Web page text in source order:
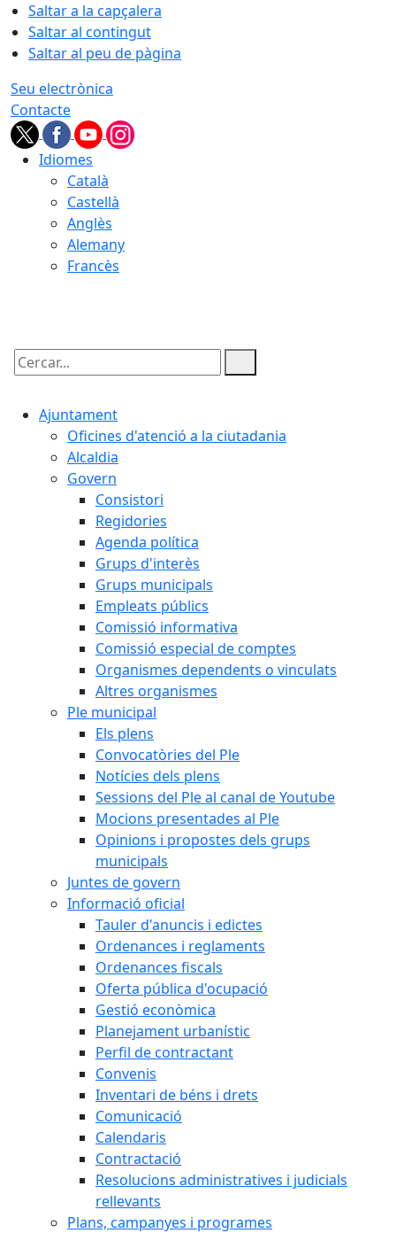
Saltar a la capçalera
Saltar al contingut
Saltar al peu de pàgina
Seu electrònica
Contacte
Idiomes
Català
Castellà
Anglès
Alemany
Francès
Cercar:
Ajuntament
Oficines d'atenció a la ciutadania
Alcaldia
Govern
Consistori
Regidories
Agenda política
Grups d'interès
Grups municipals
Empleats públics
Comissió informativa
Comissió especial de comptes
Organismes dependents o vinculats
Altres organismes
Ple municipal
Els plens
Convocatòries del Ple
Notícies dels plens
Sessions del Ple al canal de Youtube
Mocions presentades al Ple
Opinions i propostes dels grups
municipals
Juntes de govern
Informació oficial
Tauler d'anuncis i edictes
Ordenances i reglaments
Ordenances fiscals
Oferta pública d'ocupació
Gestió econòmica
Planejament urbanístic
Perfil de contractant
Convenis
Inventari de béns i drets
Comunicació
Calendaris
Contractació
Resolucions administratives i judicials
rellevants
Plans, campanyes i programes